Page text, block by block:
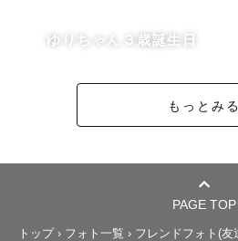
特に埼玉・茨城は追加料金なしで
ゆりちゃん３歳誕生日
もっとみる
PAGE TOP
トップ › フォト一覧 › フレンドフォト(友